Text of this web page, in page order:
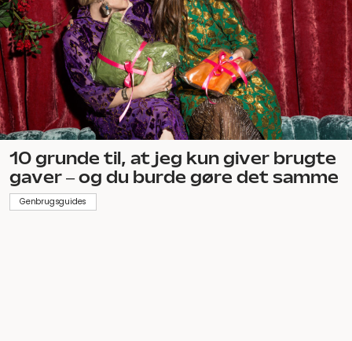
10 grunde til, at jeg kun giver brugte
gaver – og du burde gøre det samme
Genbrugsguides